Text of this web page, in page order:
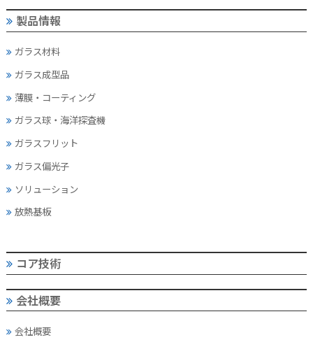
製品情報
ガラス材料
ガラス成型品
薄膜・コーティング
ガラス球・海洋探査機
ガラスフリット
ガラス偏光子
ソリューション
放熱基板
コア技術
会社概要
会社概要